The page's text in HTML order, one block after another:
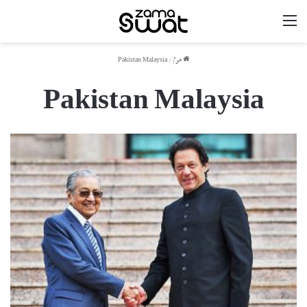
ھوم/
Pakistan Malaysia
Pakistan Malaysia